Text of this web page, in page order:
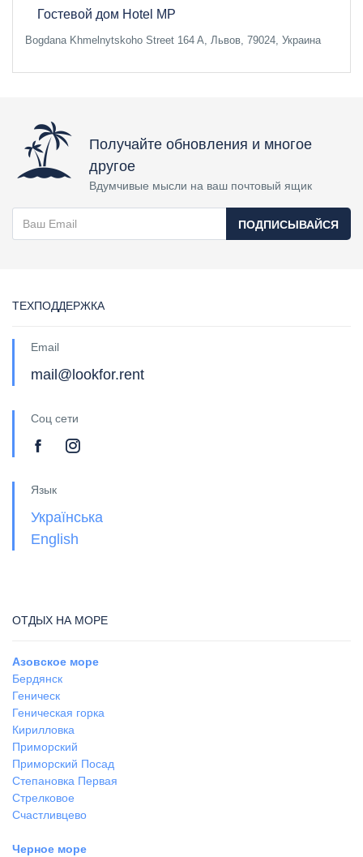
Гостевой дом Hotel MP
Bogdana Khmelnytskoho Street 164 A, Львов, 79024, Украина
Получайте обновления и многое
другое
Вдумчивые мысли на ваш почтовый ящик
ПОДПИСЫВАЙСЯ
ТЕХПОДДЕРЖКА
Email
mail@lookfor.rent
Соц сети
Язык
Українська
English
ОТДЫХ НА МОРЕ
Азовское море
Бердянск
Геническ
Геническая горка
Кирилловка
Приморский
Приморский Посад
Степановка Первая
Стрелковое
Счастливцево
Черное море